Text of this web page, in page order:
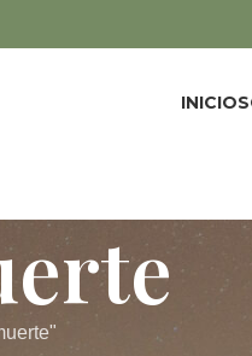
INICIO